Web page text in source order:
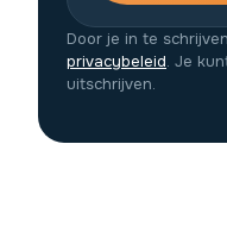
Door je in te
privacybeleid. Je
uitschrijven.